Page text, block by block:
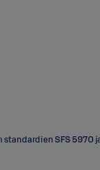
SFS 5970